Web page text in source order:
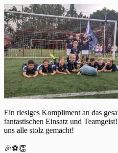
Ein riesiges Kompliment an das
fantastischen Einsatz und
uns alle stolz gemacht!
🎉⚽👏